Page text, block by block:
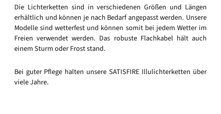
Die Lichterketten sind in verschiedenen Größen und Längen
erhältlich und können je nach Bedarf angepasst werden. Unsere
Modelle sind wetterfest und können somit bei jedem Wetter im
Freien verwendet werden. Das robuste Flachkabel hält auch
einem Sturm oder Frost stand.
Bei guter Pflege halten unsere SATISFIRE Illulichterketten über
viele Jahre.